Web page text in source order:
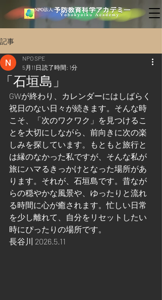
記事
「石垣島」
NPO SPE
5月11日 読了時間: 1分
GWが終わり、カレンダーにはしばらく
祝日のない日々が続きます。そんな時
こそ、「次のワクワク」を見つけるこ
とを大切にしながら、前向きに次の楽
しみを探しています。もともと旅行と
は縁のなかった私ですが、そんな私が
旅にハマるきっかけとなった場所があ
ります。それが、石垣島です。昔なが
らの穏やかな風景や、ゆったりと流れ
る時間に心が癒されます。忙しい日常
を少し離れて、自分をリセットしたい
時にぴったりの場所です。
長谷川 2026.5.11